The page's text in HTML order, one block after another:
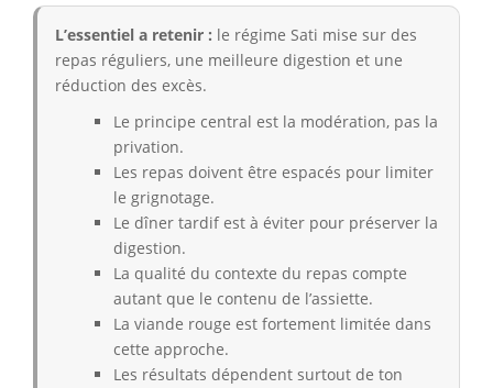
L’essentiel a retenir : le régime Sati mise sur des
repas réguliers, une meilleure digestion et une
réduction des excès.
Le principe central est la modération, pas la
privation.
Les repas doivent être espacés pour limiter
le grignotage.
Le dîner tardif est à éviter pour préserver la
digestion.
La qualité du contexte du repas compte
autant que le contenu de l’assiette.
La viande rouge est fortement limitée dans
cette approche.
Les résultats dépendent surtout de ton